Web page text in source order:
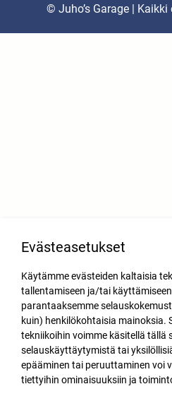
© Juho’s Garage |
Evästeasetukset
Käytämme evästeiden kaltaisia
tallentamiseen ja/tai
parantaaksemme
kuin) henkilökohtaisia mainoksia.
tekniikoihin voimme käsitellä tällä
selauskäyttäytymistä tai
epääminen tai peruuttaminen voi
tiettyihin ominaisuuksiin ja